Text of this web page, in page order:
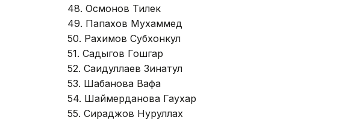
48. Осмонов Тилек
49. Папахов Мухаммед
50. Рахимов Субхонкул
51. Садыгов Гошгар
52. Саидуллаев Зинатул
53. Шабанова Вафа
54. Шаймерданова Гаухар
55. Сираджов Нуруллах